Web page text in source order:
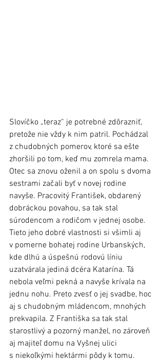
Slovíčko „teraz“ je potrebné zdôrazniť,
pretože nie vždy k nim patril. Pochádzal
z chudobných pomerov, ktoré sa ešte
zhoršili po tom, keď mu zomrela mama.
Otec sa znovu oženil a on spolu s dvoma
sestrami začali byť v novej rodine
navyše. Pracovitý František, obdarený
dobráckou povahou, sa tak stal
súrodencom a rodičom v jednej osobe.
Tieto jeho dobré vlastnosti si všimli aj
v pomerne bohatej rodine Urbanských,
kde dlhú a úspešnú rodovú líniu
uzatvárala jediná dcéra Katarína. Tá
nebola veľmi pekná a navyše krívala na
jednu nohu. Preto zvesť o jej svadbe, hoc
aj s chudobným mládencom, mnohých
prekvapila. Z Františka sa tak stal
starostlivý a pozorný manžel, no zároveň
aj majiteľ domu na Vyšnej ulici
s niekoľkými hektármi pôdy k tomu.